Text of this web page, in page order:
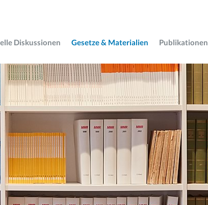
Diskussionen Gesetze & Materialien Publikationen